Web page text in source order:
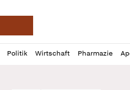
Deutsche Apotheker
Politik Wirtschaft Pharmazie
Profil
öffnen
Daz
Pur